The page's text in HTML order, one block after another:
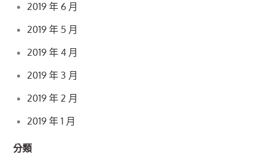
2019 年 6 月
2019 年 5 月
2019 年 4 月
2019 年 3 月
2019 年 2 月
2019 年 1 月
分類